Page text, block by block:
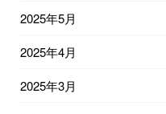
2025年5月
2025年4月
2025年3月